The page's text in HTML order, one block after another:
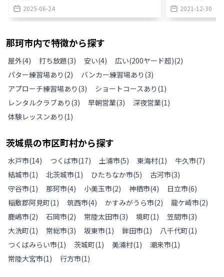
2025-06-24 2021-12-30
那珂市内で特徴から探す
屋外(4) 打ち放題(3) 安い(4) 広い(200ヤード超)(2)
パター練習場あり (2) バンカー練習場あり (3)
アプローチ練習場あり (3) ショートコースあり (1)
レンタルクラブあり (3) 早朝営業(3) 深夜営業(1)
体験レッスンあり (1)
茨城県の市区町村から探す
水戸市(14) つくば市(17) 土浦市(5) 東海村(1) 牛久市(7)
結城市(1) 北茨城市(1) ひたちなか市(5) 古河市(3)
守谷市(1) 那珂市(4) 小美玉市(2) 神栖市(4) 日立市(6)
稲敷郡阿見町(1) 筑西市(4) かすみがうら市(2) 龍ケ崎市(2)
鹿嶋市(2) 石岡市(2) 常陸太田市(3) 境町(1) 笠間市(3)
大洗町(1) 常総市(3) 坂東市(1) 鉾田市(1) 八千代町(1)
つくばみらい市(1) 茨城町(1) 美浦村(1) 潮来市(1)
常陸大宮市(1) 行方市(1)